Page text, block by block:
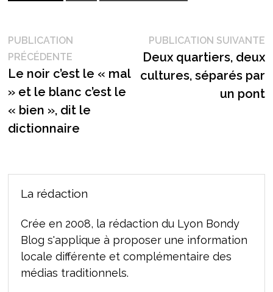
Navigation
de
l’article
PUBLICATION
PRÉCÉDENTEPublication
précédente :
Le noir c’est le « mal
» et le blanc c’est le
« bien », dit le
dictionnaire
PUBLICATION SUIVANTE
Deux quartiers, deux
cultures, séparés par
un pont
La rédaction
Crée en 2008, la rédaction du Lyon Bondy
Blog s'applique à proposer une information
locale différente et complémentaire des
médias traditionnels.